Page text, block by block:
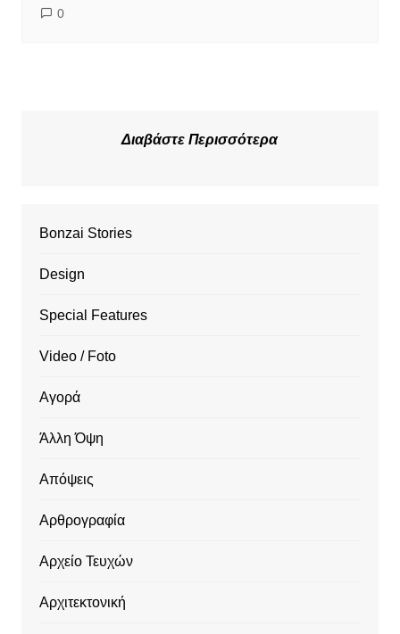
0
Διαβάστε Περισσότερα
Bonzai Stories
Design
Special Features
Video / Foto
Αγορά
Άλλη Όψη
Απόψεις
Αρθρογραφία
Αρχείο Τευχών
Αρχιτεκτονική